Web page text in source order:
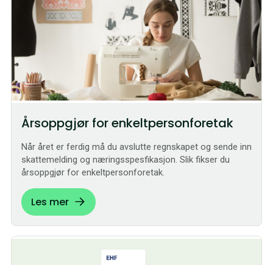
Årsoppgjør for enkeltpersonforetak
Når året er ferdig må du avslutte regnskapet og sende inn
skattemelding og næringsspesfikasjon. Slik fikser du
årsoppgjør for enkeltpersonforetak.
Les mer